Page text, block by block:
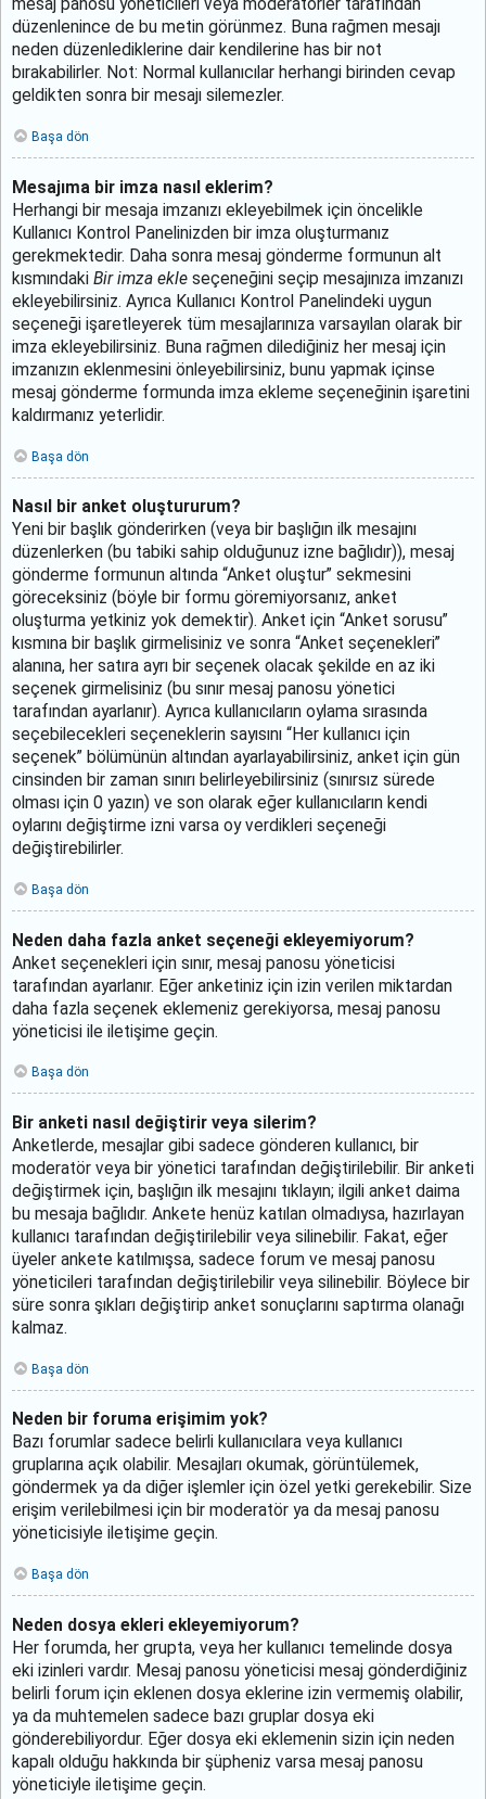
mesaj panosu yöneticileri veya moderatörler tarafından
düzenlenince de bu metin görünmez. Buna rağmen mesajı
neden düzenlediklerine dair kendilerine has bir not
bırakabilirler. Not: Normal kullanıcılar herhangi birinden cevap
geldikten sonra bir mesajı silemezler.
Başa dön
Mesajıma bir imza nasıl eklerim?
Herhangi bir mesaja imzanızı ekleyebilmek için öncelikle
Kullanıcı Kontrol Panelinizden bir imza oluşturmanız
gerekmektedir. Daha sonra mesaj gönderme formunun alt
kısmındaki Bir imza ekle seçeneğini seçip mesajınıza imzanızı
ekleyebilirsiniz. Ayrıca Kullanıcı Kontrol Panelindeki uygun
seçeneği işaretleyerek tüm mesajlarınıza varsayılan olarak bir
imza ekleyebilirsiniz. Buna rağmen dilediğiniz her mesaj için
imzanızın eklenmesini önleyebilirsiniz, bunu yapmak içinse
mesaj gönderme formunda imza ekleme seçeneğinin işaretini
kaldırmanız yeterlidir.
Başa dön
Nasıl bir anket oluştururum?
Yeni bir başlık gönderirken (veya bir başlığın ilk mesajını
düzenlerken (bu tabiki sahip olduğunuz izne bağlıdır)), mesaj
gönderme formunun altında “Anket oluştur” sekmesini
göreceksiniz (böyle bir formu göremiyorsanız, anket
oluşturma yetkiniz yok demektir). Anket için “Anket sorusu”
kısmına bir başlık girmelisiniz ve sonra “Anket seçenekleri”
alanına, her satıra ayrı bir seçenek olacak şekilde en az iki
seçenek girmelisiniz (bu sınır mesaj panosu yönetici
tarafından ayarlanır). Ayrıca kullanıcıların oylama sırasında
seçebilecekleri seçeneklerin sayısını “Her kullanıcı için
seçenek” bölümünün altından ayarlayabilirsiniz, anket için gün
cinsinden bir zaman sınırı belirleyebilirsiniz (sınırsız sürede
olması için 0 yazın) ve son olarak eğer kullanıcıların kendi
oylarını değiştirme izni varsa oy verdikleri seçeneği
değiştirebilirler.
Başa dön
Neden daha fazla anket seçeneği ekleyemiyorum?
Anket seçenekleri için sınır, mesaj panosu yöneticisi
tarafından ayarlanır. Eğer anketiniz için izin verilen miktardan
daha fazla seçenek eklemeniz gerekiyorsa, mesaj panosu
yöneticisi ile iletişime geçin.
Başa dön
Bir anketi nasıl değiştirir veya silerim?
Anketlerde, mesajlar gibi sadece gönderen kullanıcı, bir
moderatör veya bir yönetici tarafından değiştirilebilir. Bir anketi
değiştirmek için, başlığın ilk mesajını tıklayın; ilgili anket daima
bu mesaja bağlıdır. Ankete henüz katılan olmadıysa, hazırlayan
kullanıcı tarafından değiştirilebilir veya silinebilir. Fakat, eğer
üyeler ankete katılmışsa, sadece forum ve mesaj panosu
yöneticileri tarafından değiştirilebilir veya silinebilir. Böylece bir
süre sonra şıkları değiştirip anket sonuçlarını saptırma olanağı
kalmaz.
Başa dön
Neden bir foruma erişimim yok?
Bazı forumlar sadece belirli kullanıcılara veya kullanıcı
gruplarına açık olabilir. Mesajları okumak, görüntülemek,
göndermek ya da diğer işlemler için özel yetki gerekebilir. Size
erişim verilebilmesi için bir moderatör ya da mesaj panosu
yöneticisiyle iletişime geçin.
Başa dön
Neden dosya ekleri ekleyemiyorum?
Her forumda, her grupta, veya her kullanıcı temelinde dosya
eki izinleri vardır. Mesaj panosu yöneticisi mesaj gönderdiğiniz
belirli forum için eklenen dosya eklerine izin vermemiş olabilir,
ya da muhtemelen sadece bazı gruplar dosya eki
gönderebiliyordur. Eğer dosya eki eklemenin sizin için neden
kapalı olduğu hakkında bir şüpheniz varsa mesaj panosu
yöneticiyle iletişime geçin.